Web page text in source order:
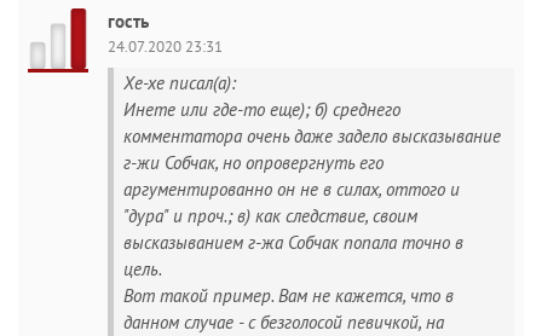
гость
24.07.2020 23:31
Хе-хе писал(а):
Инете или где-то еще); б) среднего
комментатора очень даже задело высказывание
г-жи Собчак, но опровергнуть его
аргументированно он не в силах, оттого и
"дура" и проч.; в) как следствие, своим
высказыванием г-жа Собчак попала точно в
цель.
Вот такой пример. Вам не кажется, что в
данном случае - с безголосой певичкой, на